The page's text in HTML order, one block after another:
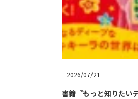
2026/07/21
書籍『もっと知りたい